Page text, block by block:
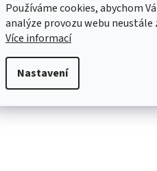
Používáme cookies, abychom
analýze provozu webu
Více informací
Nastavení